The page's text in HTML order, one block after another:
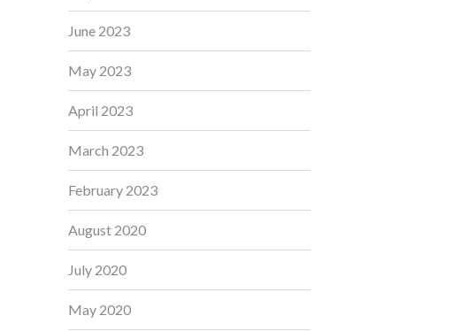
June 2023
May 2023
April 2023
March 2023
February 2023
August 2020
July 2020
May 2020